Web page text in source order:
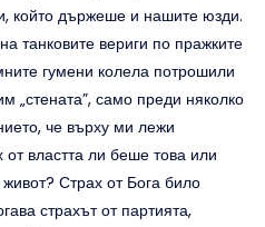
който държеше и нашите юзди.
танковите вериги по пражките
гумени колела потрошили
„стената”, само преди няколко
че върху ми лежи
властта ли беше това или
Страх от Бога било
страхът от партията,